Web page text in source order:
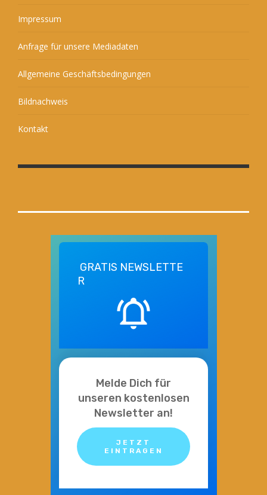
Impressum
Anfrage für unsere Mediadaten
Allgemeine Geschäftsbedingungen
Bildnachweis
Kontakt
GRATIS NEWSLETTE
R
Melde Dich für
unseren kostenlosen
Newsletter an!
JETZT
EINTRAGEN